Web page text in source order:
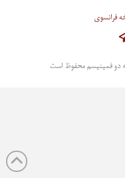
فرانسوی
دو فمینیسم محفوظ است